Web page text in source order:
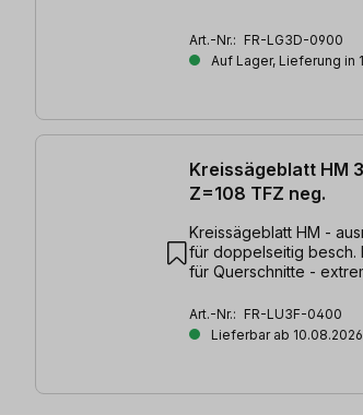
Art.-Nr.: FR-LG3D-0900
Auf Lager, Lieferung in
Kreissägeblatt HM
Z=108 TFZ neg.
Kreissägeblatt HM -
für doppelseitig besch.
für Querschnitte -
Art.-Nr.: FR-LU3F-0400
Lieferbar ab 10.08.2026